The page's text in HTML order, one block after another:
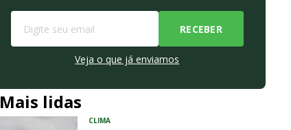
Veja o que já enviamos
Mais lidas
CLIMA